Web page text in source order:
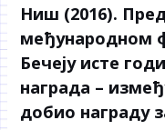
Ниш (2016).
међународном
Бечеју исте
награда –
добио награду